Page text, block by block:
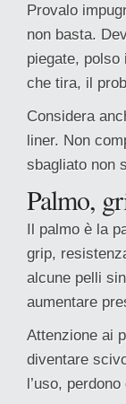
Provalo
non basta.
piegate,
che tira, il
Considera
liner. Non
sbagliato non
Palmo,
Il palmo è la
grip,
alcune pelli
aumentare
Attenzione ai
diventare
l’uso,